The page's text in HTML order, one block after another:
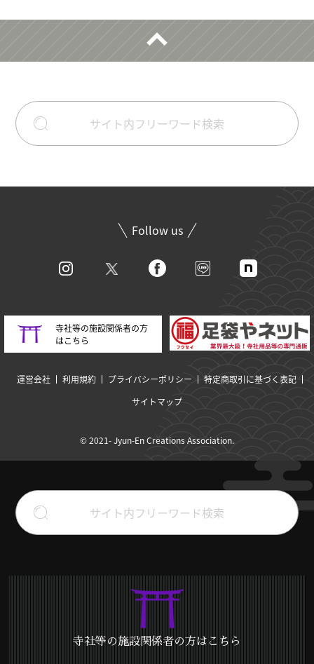
Follow us
寺社等の施設関係者の方
はこちら
運営会社 利用規約 プライバシーポリシー
特定商取引に基づく表記
サイトマップ
© 2021- Jyun-En Creations Association.
寺社等の施設関係者の方はこちら